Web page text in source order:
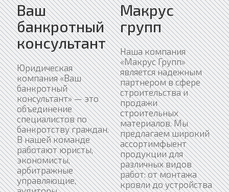
Ваш
банкротный
консультант
Юридическая
компания «Ваш
банкротный
консультант» — это
объединение
специалистов по
банкротству граждан.
В нашей команде
работают юристы,
экономисты,
арбитражные
управляющие,
Макрус
групп
Наша компания
«Макрус Групп»
является надежным
партнером в сфере
строительства и
продажи
строительных
материалов. Мы
предлагаем широкий
ассортимфыент
продукции для
различных видов
работ: от монтажа
кровли до устройства